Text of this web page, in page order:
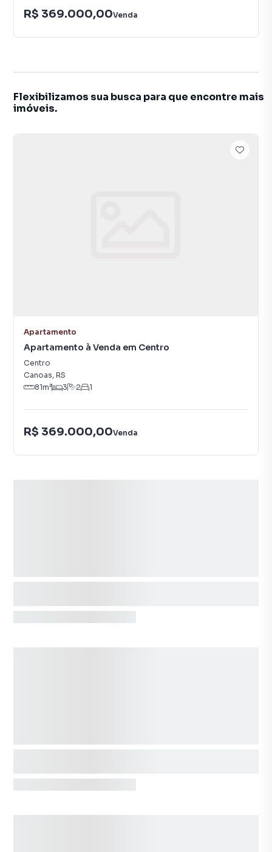
R$ 369.000,00Venda
Flexibilizamos sua busca para que encontre mais
imóveis.
Apartamento
Apartamento à Venda em Centro
Centro
Canoas, RS
81m² 3 2 1
R$ 369.000,00Venda